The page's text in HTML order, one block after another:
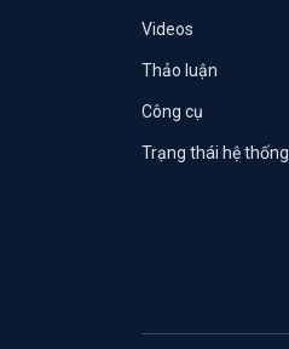
Videos
Thảo luận
Công cụ
Trạng thái hệ thống